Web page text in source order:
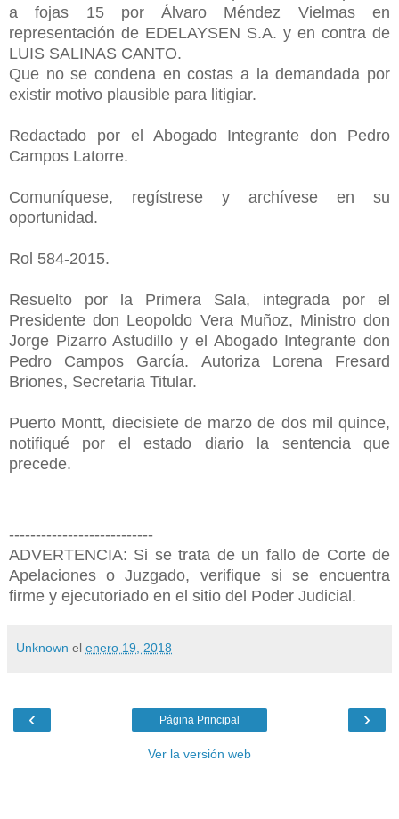
a fojas 15 por Álvaro Méndez Vielmas en
representación de EDELAYSEN S.A. y en contra de
LUIS SALINAS CANTO.
Que no se condena en costas a la demandada por
existir motivo plausible para litigiar.
Redactado por el Abogado Integrante don Pedro
Campos Latorre.
Comuníquese, regístrese y archívese en su
oportunidad.
Rol 584-2015.
Resuelto por la Primera Sala, integrada por el
Presidente don Leopoldo Vera Muñoz, Ministro don
Jorge Pizarro Astudillo y el Abogado Integrante don
Pedro Campos García. Autoriza Lorena Fresard
Briones, Secretaria Titular.
Puerto Montt, diecisiete de marzo de dos mil quince,
notifiqué por el estado diario la sentencia que
precede.
---------------------------
ADVERTENCIA: Si se trata de un fallo de Corte de
Apelaciones o Juzgado, verifique si se encuentra
firme y ejecutoriado en el sitio del Poder Judicial.
Unknown el enero 19, 2018
‹ ›
Página Principal
Ver la versión web